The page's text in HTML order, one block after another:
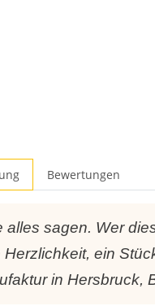
Bewertungen
alles sagen. Wer
ein
in Hersbruck,